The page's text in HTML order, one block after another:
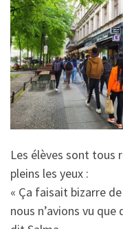
Les élèves sont tous
pleins les yeux :
« Ça faisait bizarre
nous n’avions vu